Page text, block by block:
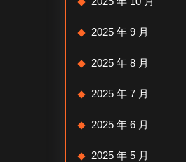
2025 年 9 月
2025 年 8 月
2025 年 7 月
2025 年 6 月
2025 年 5 月